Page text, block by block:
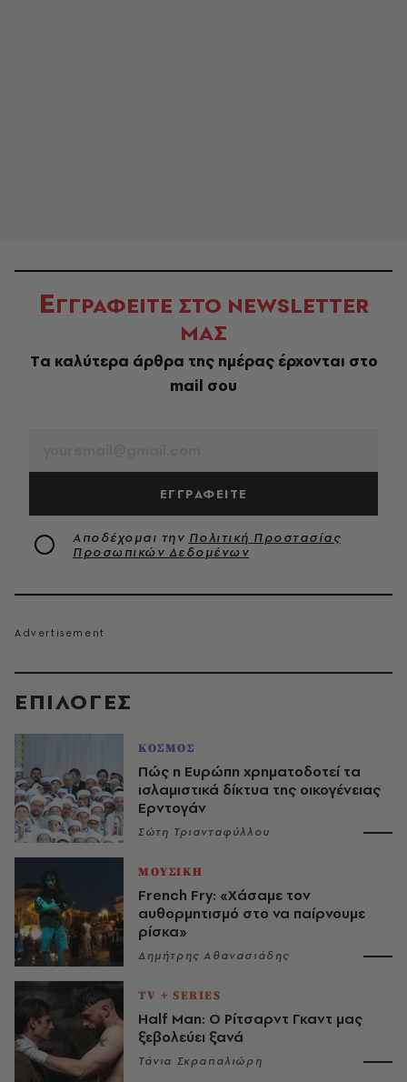
EΠΙΛΟΓΈΣ
ΚΟΣΜΟΣ
Πώς η Ευρώπη χρηματοδοτεί τα
ισλαμιστικά δίκτυα της οικογένειας
Ερντογάν
Σώτη Τριανταφύλλου
ΜΟΥΣΙΚΗ
French Fry: «Χάσαμε τον
αυθορμητισμό στο να παίρνουμε
ρίσκα»
Δημήτρης Αθανασιάδης
TV + SERIES
Half Man: Ο Ρίτσαρντ Γκαντ μας
ξεβολεύει ξανά
Τάνια Σκραπαλιώρη
ΕΓΓΡΑΦΕΙΤΕ ΣΤΟ NEWSLETTER
ΜΑΣ
Tα καλύτερα άρθρα της ημέρας έρχονται στο
mail σου
ΕΓΓΡΑΦΕΙΤΕ
Αποδέχομαι την Πολιτική Προστασίας
Προσωπικών Δεδομένων